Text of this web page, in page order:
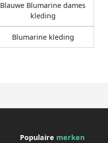
Blauwe Blumarine dames
kleding
Blumarine kleding
Populaire merken